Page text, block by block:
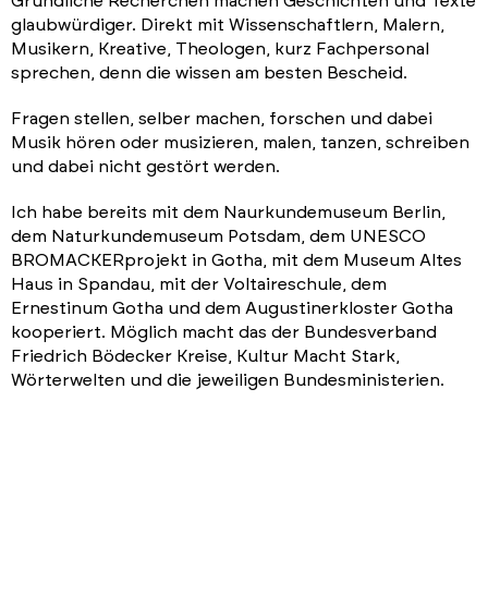
glaubwürdiger. Direkt mit Wissenschaftlern, Malern,
Musikern, Kreative, Theologen, kurz Fachpersonal
sprechen, denn die wissen am besten Bescheid.
Fragen stellen, selber machen, forschen und dabei
Musik hören oder musizieren, malen, tanzen, schreiben
und dabei nicht gestört werden.
Ich habe bereits mit dem Naurkundemuseum Berlin,
dem Naturkundemuseum Potsdam, dem UNESCO
BROMACKERprojekt in Gotha, mit dem Museum Altes
Haus in Spandau, mit der Voltaireschule, dem
Ernestinum Gotha und dem Augustinerkloster Gotha
kooperiert. Möglich macht das der Bundesverband
Friedrich Bödecker Kreise, Kultur Macht Stark,
Wörterwelten und die jeweiligen Bundesministerien.